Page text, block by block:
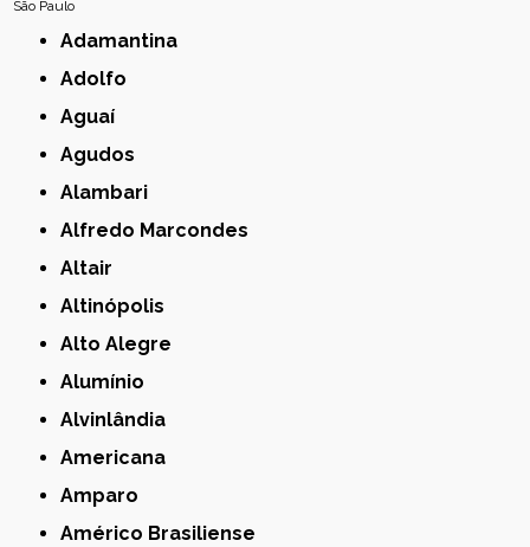
São Paulo
Adamantina
Adolfo
Aguaí
Agudos
Alambari
Alfredo Marcondes
Altair
Altinópolis
Alto Alegre
Alumínio
Alvinlândia
Americana
Amparo
Américo Brasiliense